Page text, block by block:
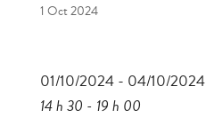
1 Oct 2024
01/10/2024 - 04/10/2024
14 h 30 - 19 h 00